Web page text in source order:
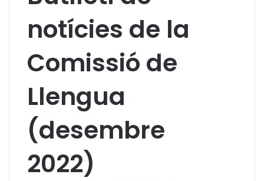
notícies de la
Comissió de
Llengua
(desembre
2022)